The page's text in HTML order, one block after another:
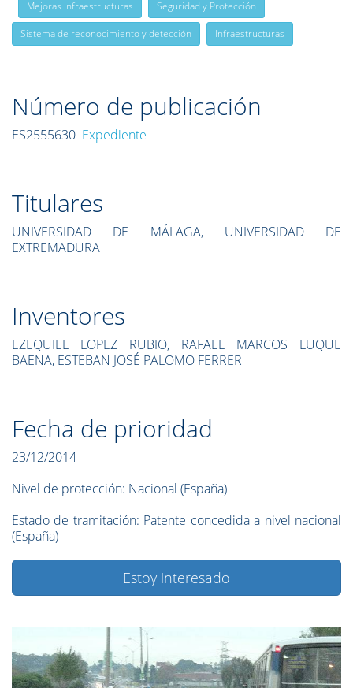
Mejoras Infraestructuras Seguridad y Protección
Sistema de reconocimiento y detección Infraestructuras
Número de publicación
ES2555630 Expediente
Titulares
UNIVERSIDAD DE MÁLAGA, UNIVERSIDAD DE
EXTREMADURA
Inventores
EZEQUIEL LOPEZ RUBIO, RAFAEL MARCOS LUQUE
BAENA, ESTEBAN JOSÉ PALOMO FERRER
Fecha de prioridad
23/12/2014
Nivel de protección: Nacional (España)
Estado de tramitación: Patente concedida a nivel nacional
(España)
Estoy interesado